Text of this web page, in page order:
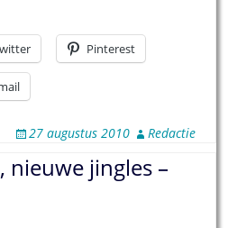
Pinterest
27 augustus 2010 Redactie
nieuwe jingles –